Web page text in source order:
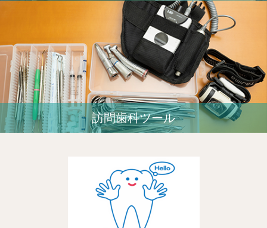
訪問歯科ツール